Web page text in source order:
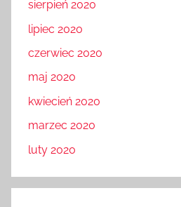
sierpień 2020
lipiec 2020
czerwiec 2020
maj 2020
kwiecień 2020
marzec 2020
luty 2020